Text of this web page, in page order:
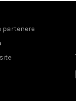
partenere